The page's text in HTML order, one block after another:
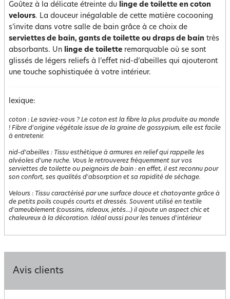
Goûtez à la délicate étreinte du linge de toilette en coton
velours. La douceur inégalable de cette matière cocooning
s’invite dans votre salle de bain grâce à ce choix de
serviettes de bain, gants de toilette ou draps de bain très
absorbants. Un linge de toilette remarquable où se sont
glissés de légers reliefs à l’effet nid-d’abeilles qui ajouteront
une touche sophistiquée à votre intérieur.
lexique:
coton : Le saviez-vous ? Le coton est la fibre la plus produite au monde
! Fibre d'origine végétale issue de la graine de gossypium, elle est facile
à entretenir.
nid-d'abeilles : Tissu esthétique à armures en relief qui rappelle les
alvéoles d'une ruche. Vous le retrouverez fréquemment sur vos
serviettes de toilette ou peignoirs de bain : en effet, il est reconnu pour
son confort, ses qualités d'absorption et sa rapidité de séchage.
Velours : Tissu caractérisé par une surface douce et chatoyante grâce à
de petits poils coupés courts et dressés. Souvent utilisé en textile
d'ameublement (coussins, rideaux, jetés...) il ajoute un aspect chic et
chaleureux à la décoration. Idéal aussi pour les tenues d'intérieur
Avis clients